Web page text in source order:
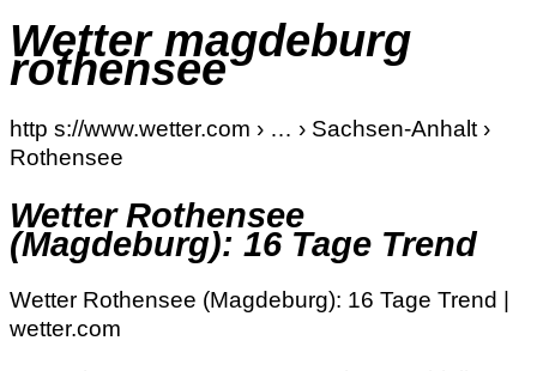
Wetter magdeburg
rothensee
http s://www.wetter.com › … › Sachsen-Anhalt ›
Rothensee
Wetter Rothensee
(Magdeburg): 16 Tage Trend
Wetter Rothensee (Magdeburg): 16 Tage Trend |
wetter.com